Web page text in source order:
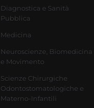
Diagnostica e Sanità
Pubblica
Medicina
Neuroscienze, Biomedicina
e Movimento
Scienze Chirurgiche
Odontostomatologiche e
Materno-Infantili